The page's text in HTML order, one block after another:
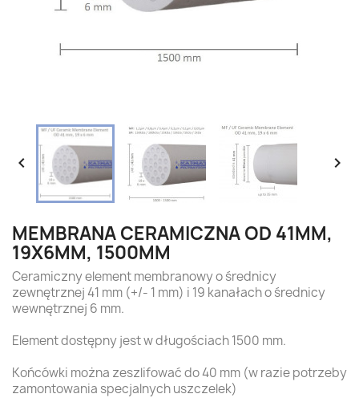
 
MEMBRANA CERAMICZNA OD 41MM,
19X6MM, 1500MM
Ceramiczny element membranowy o średnicy
zewnętrznej 41 mm (+/- 1 mm) i 19 kanałach o średnicy
wewnętrznej 6 mm.
Element dostępny jest w długościach 1500 mm.
Końcówki można zeszlifować do 40 mm (w razie potrzeby
zamontowania specjalnych uszczelek)